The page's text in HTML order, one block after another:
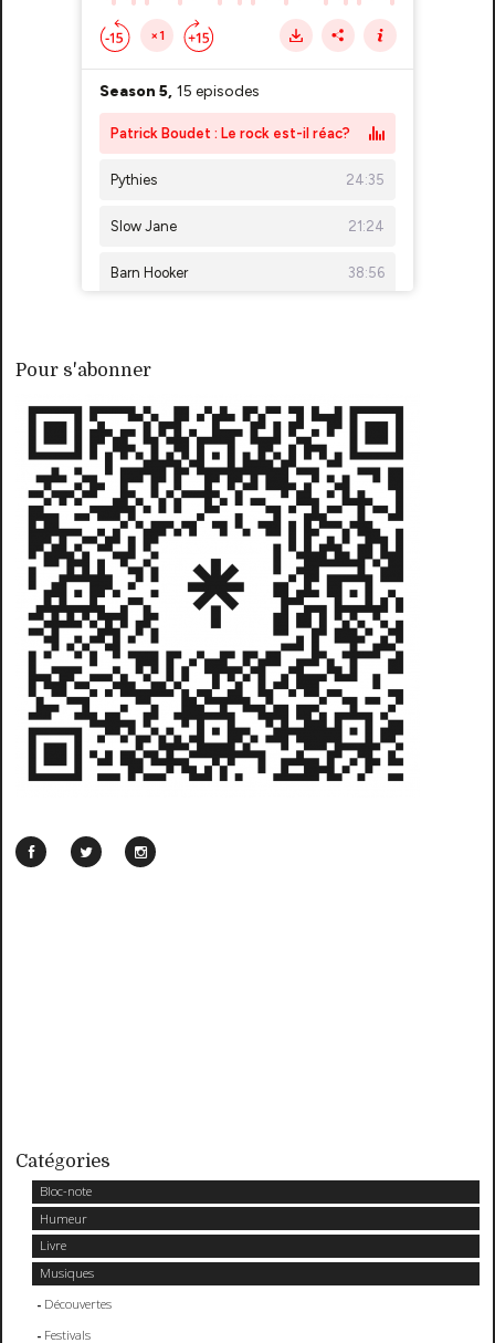
Pour s'abonner
Catégories
Bloc-note
Humeur
Livre
Musiques
Découvertes
Festivals